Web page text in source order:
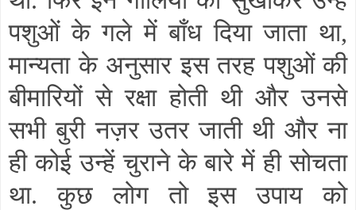
पशुओं के गले में बाँध दिया जाता था,
मान्यता के अनुसार इस तरह पशुओं की
बीमारियों से रक्षा होती थी और उनसे
सभी बुरी नज़र उतर जाती थी और ना
ही कोई उन्हें चुराने के बारे में ही सोचता
था. कुछ लोग तो इस उपाय को